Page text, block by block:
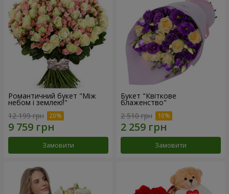
Романтичний букет "Між
небом і землею!"
12 199 грн
Замовити
Букет "Квіткове
блаженство"
2 510 грн
Замовити